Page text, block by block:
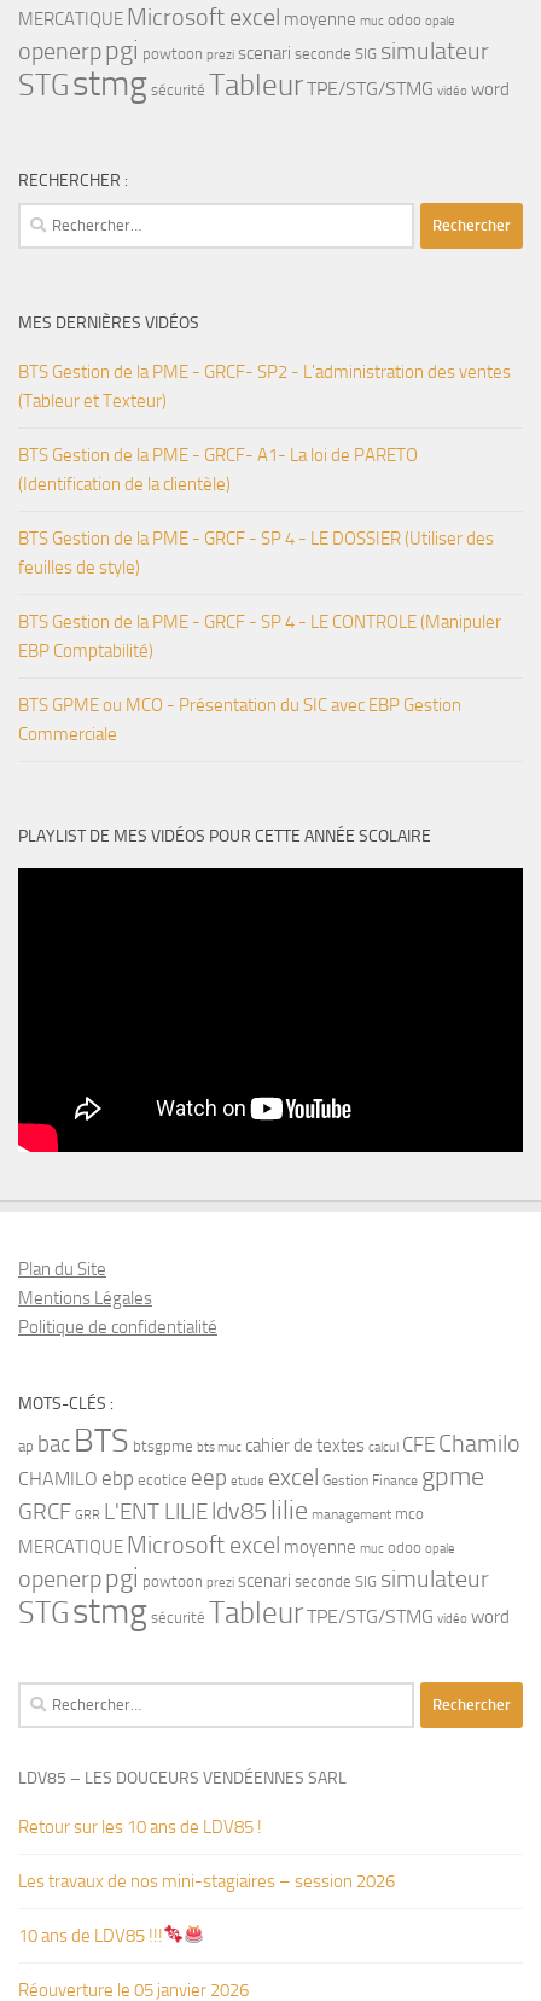
MERCATIQUE Microsoft excel moyenne muc odoo opale
openerppgi powtoon prezi scenari seconde SIG simulateur
STGstmg sécurité TableurTPE/STG/STMG vidéo word
RECHERCHER :
Rechercher :
MES DERNIÈRES VIDÉOS
BTS Gestion de la PME - GRCF- SP2 - L'administration des ventes
(Tableur et Texteur)
BTS Gestion de la PME - GRCF- A1- La loi de PARETO
(Identification de la clientèle)
BTS Gestion de la PME - GRCF - SP 4 - LE DOSSIER (Utiliser des
feuilles de style)
BTS Gestion de la PME - GRCF - SP 4 - LE CONTROLE (Manipuler
EBP Comptabilité)
BTS GPME ou MCO - Présentation du SIC avec EBP Gestion
Commerciale
PLAYLIST DE MES VIDÉOS POUR CETTE ANNÉE SCOLAIRE
Plan du Site
Mentions Légales
Politique de confidentialité
MOTS-CLÉS :
ap bac BTS btsgpme bts muc cahier de textes calcul CFE Chamilo
CHAMILO ebp ecotice eep etude excel Gestion Finance gpme
GRCF GRR L'ENT LILIEldv85 lilie management mco
MERCATIQUE Microsoft excel moyenne muc odoo opale
openerppgi powtoon prezi scenari seconde SIG simulateur
STGstmg sécurité TableurTPE/STG/STMG vidéo word
Rechercher :
LDV85 – LES DOUCEURS VENDÉENNES SARL
Retour sur les 10 ans de LDV85 !
Les travaux de nos mini-stagiaires – session 2026 ‍‍‍‍‍
10 ans de LDV85 !!!
Réouverture le 05 janvier 2026